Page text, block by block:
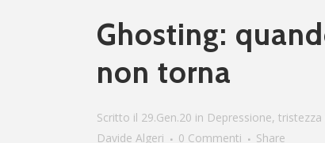
Ghosting:
non torna
Scritto il 29.Gen.20 in Depressione, tristezza
Davide Algeri
0 Commenti Share